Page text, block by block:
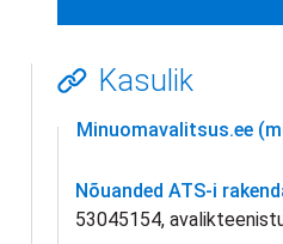
Kasulik
Minuomavalitsus.ee
Nõuanded ATS-i
53045154,